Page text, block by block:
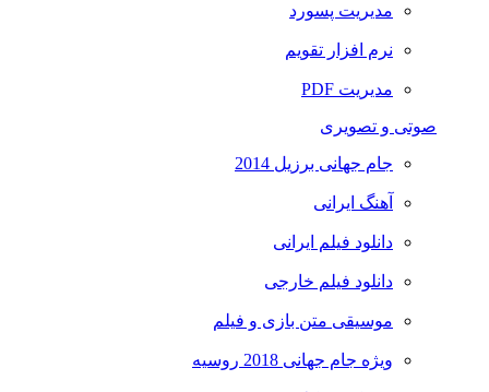
مدیریت پسورد
نرم افزار تقویم
مدیریت PDF
صوتی و تصویری
جام جهانی برزیل 2014
آهنگ ایرانی
دانلود فیلم ایرانی
دانلود فیلم خارجی
موسیقی متن بازی و فیلم
ویژه جام جهانی 2018 روسیه